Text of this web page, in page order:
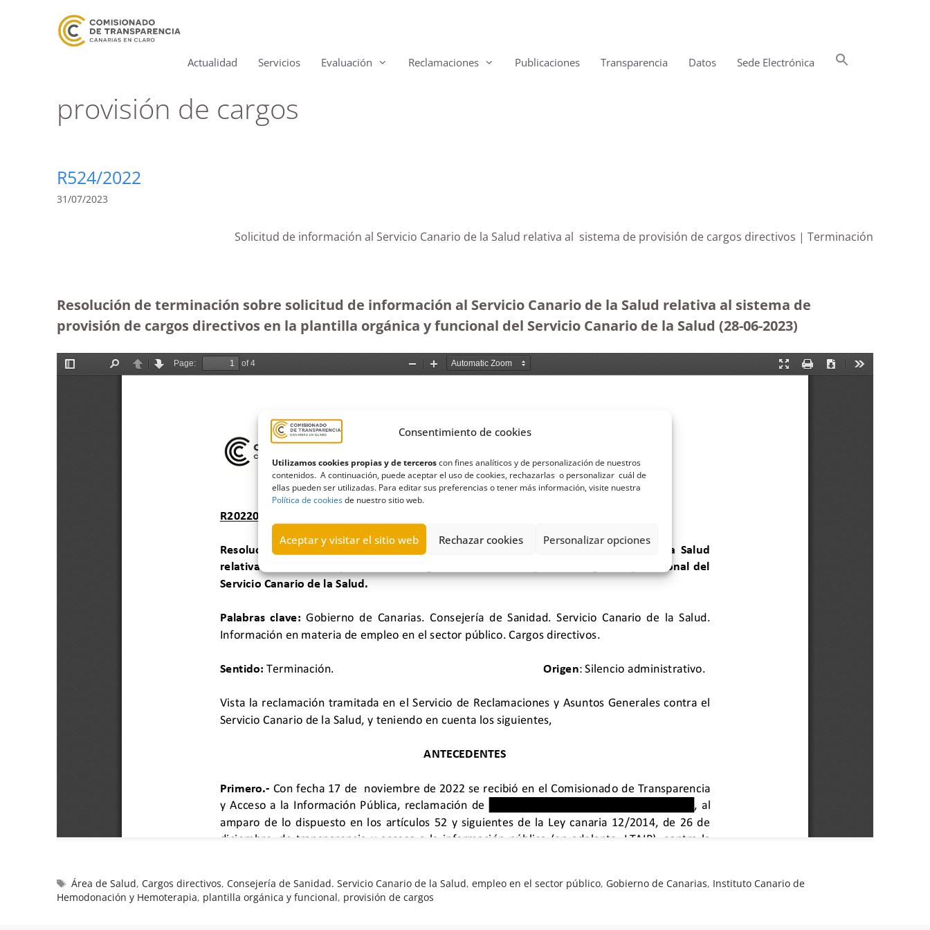
Consentimiento de cookies
Utilizamos cookies propias y de terceroscon fines analíticos y de personalización de nuestros
contenidos. A continuación, puede aceptar el uso de cookies, rechazarlas o personalizar cuál de
ellas pueden ser utilizadas. Para editar sus preferencias o tener más información, visite nuestra
Política de cookiesde nuestro sitio web.
Aceptar y visitar el sitio web Rechazar cookies Personalizar opciones
Actualidad Servicios Evaluación Reclamaciones Publicaciones Transparencia Datos Sede Electrónica
provisión de cargos
R524/2022
31/07/2023
Solicitud de información al Servicio Canario de la Salud relativa al sistema de provisión de cargos directivos | Terminación
Resolución de terminación sobre solicitud de información al Servicio Canario de la Salud relativa al sistema de
provisión de cargos directivos en la plantilla orgánica y funcional del Servicio Canario de la Salud (28-06-2023)
Área de Salud,Cargos directivos,Consejería de Sanidad. Servicio Canario de la Salud,empleo en el sector público, Gobierno de Canarias, Instituto Canario de
Hemodonación y Hemoterapia, plantilla orgánica y funcional, provisión de cargos